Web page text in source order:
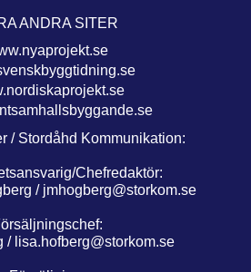
ANDRA SITER
/ Stordåhd Kommunikation:
Chefredaktör:
/ jmhogberg@storkom.se
/ lisa.hofberg@storkom.se